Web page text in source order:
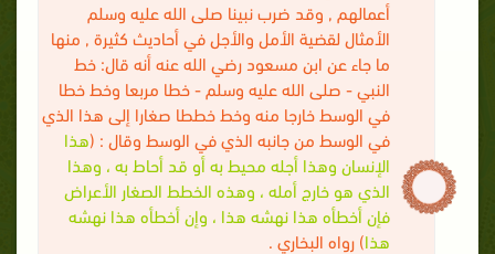
أعمالهم , وقد ضرب نبينا صلى الله عليه وسلم
الأمثال لقضية الأمل والأجل في أحاديث كثيرة , منها
ما جاء عن ابن مسعود رضي الله عنه أنه قال: خط
النبي - صلى الله عليه وسلم - خطا مربعا وخط خطا
في الوسط خارجا منه وخط خططا صغارا إلى هذا الذي
في الوسط من جانبه الذي في الوسط وقال : (هذا
الإنسان وهذا أجله محيط به أو قد أحاط به ، وهذا
الذي هو خارج أمله ، وهذه الخطط الصغار الأعراض
فإن أخطأه هذا نهشه هذا ، وإن أخطأه هذا نهشه
هذا) رواه البخاري .